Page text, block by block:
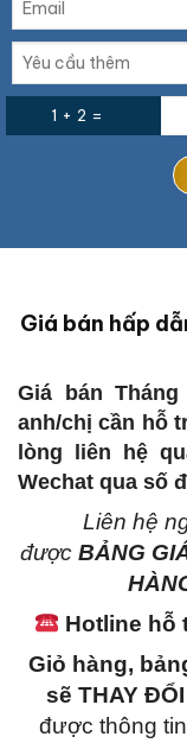
1 + 2 =
Giá bán hấp
Giá bán
anh/chị cần hỗ
lòng liên hệ
Wechat qua số
Liên hệ
được BẢNG
Hotline hỗ
Giỏ hàng,
sẽ THAY
được thông